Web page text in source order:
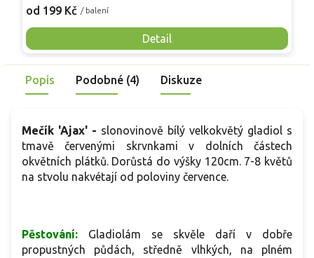
od 199 Kč / balení
Detail
vzhled. Listy jsou tmavě zelené a jemně členěné, tvoří
postupně od dubna do června a nabízí dlouhou sezónu
barev v záhonech i nádobách. Hodí se do skupinových i
plošných výsadeb, dobře kombinovatelná s trvalkami i jinými
cibulovinami, je vhodná také k řezu do vázy.
Popis Podobné (4) Diskuze
Mečík 'Ajax' - slonovinově bílý velkokvětý gladiol s
tmavě červenými skrvnkami v dolních částech
okvětních plátků. Dorůstá do výšky 120cm. 7-8 květů
na stvolu nakvétají od poloviny července.
Pěstování:
Gladiolám se skvěle daří v dobře
propustných půdách, středně vlhkých, na plném